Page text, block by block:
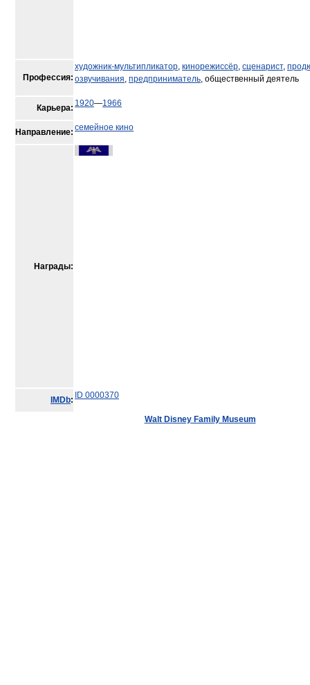
Профессия:
художник-мультипликатор, кинорежиссёр, сценарист,
озвучивания, предприниматель, общественный деятель
Карьера: 1920—1966
Направление: семейное кино
Награды:
IMDb: ID 0000370
Walt Disney Family Museum